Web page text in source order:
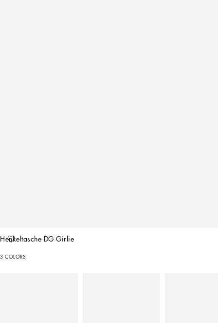
Henkeltasche DG Girlie
3 COLORS